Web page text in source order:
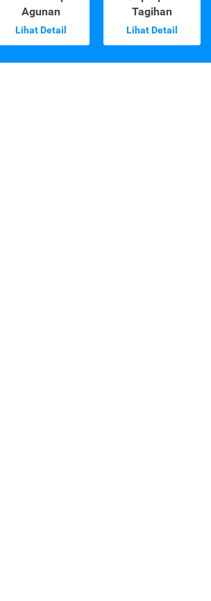
Agunan
Lihat Detail
Tagihan
Lihat Detail